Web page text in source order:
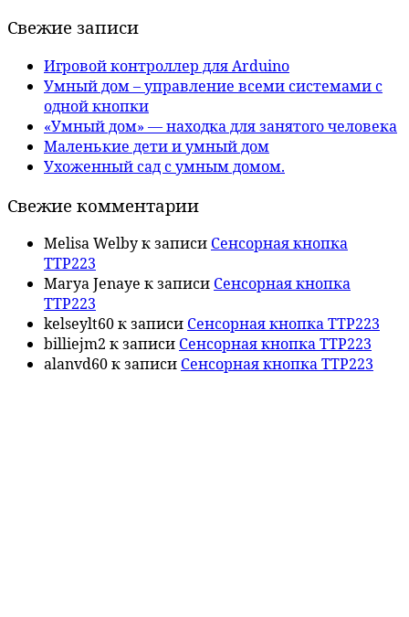
Свежие записи
Игровой контроллер для Arduino
Умный дом – управление всеми системами с
одной кнопки
«Умный дом» — находка для занятого человека
Маленькие дети и умный дом
Ухоженный сад с умным домом.
Свежие комментарии
Melisa Welbyк записи Сенсорная кнопка
TTP223
Marya Jenaye к записи Сенсорная кнопка
TTP223
kelseylt60к записи Сенсорная кнопка TTP223
billiejm2 к записи Сенсорная кнопка TTP223
alanvd60к записи Сенсорная кнопка TTP223